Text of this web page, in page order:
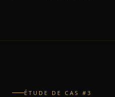
ÉTUDE DE CAS #3